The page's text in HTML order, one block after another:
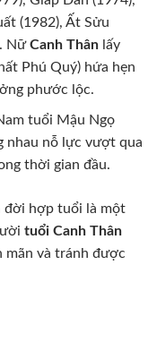
(1982), Ất Sửu
NữCanh Thânlấy
Phú Quý) hứa hẹn
phước lộc.
tuổi Mậu Ngọ
nhau nỗ lực vượt qua
thời gian đầu.
đời hợp tuổi là một
tuổi Canh Thân
mãn và tránh được